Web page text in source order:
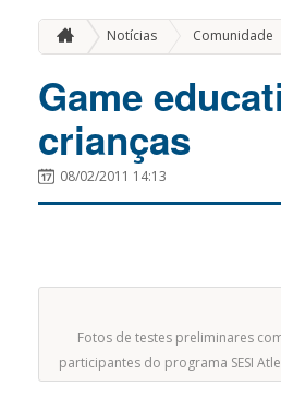
Notícias Comunidade
Game
crianças
08/02/2011 14:13
Fotos de testes preliminares
participantes do programa SESI